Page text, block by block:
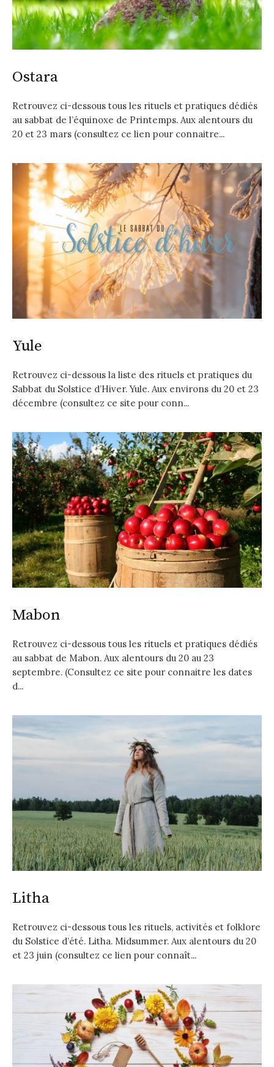
Ostara
Retrouvez ci-dessous tous les rituels et pratiques dédiés
au sabbat de l’équinoxe de Printemps. Aux alentours du
20 et 23 mars (consultez ce lien pour connaitre...
Yule
Retrouvez ci-dessous la liste des rituels et pratiques du
Sabbat du Solstice d’Hiver. Yule. Aux environs du 20 et 23
décembre (consultez ce site pour conn...
Mabon
Retrouvez ci-dessous tous les rituels et pratiques dédiés
au sabbat de Mabon. Aux alentours du 20 au 23
septembre. (Consultez ce site pour connaitre les dates
d...
Litha
Retrouvez ci-dessous tous les rituels, activités et folklore
du Solstice d’été. Litha. Midsummer. Aux alentours du 20
et 23 juin (consultez ce lien pour connaît...